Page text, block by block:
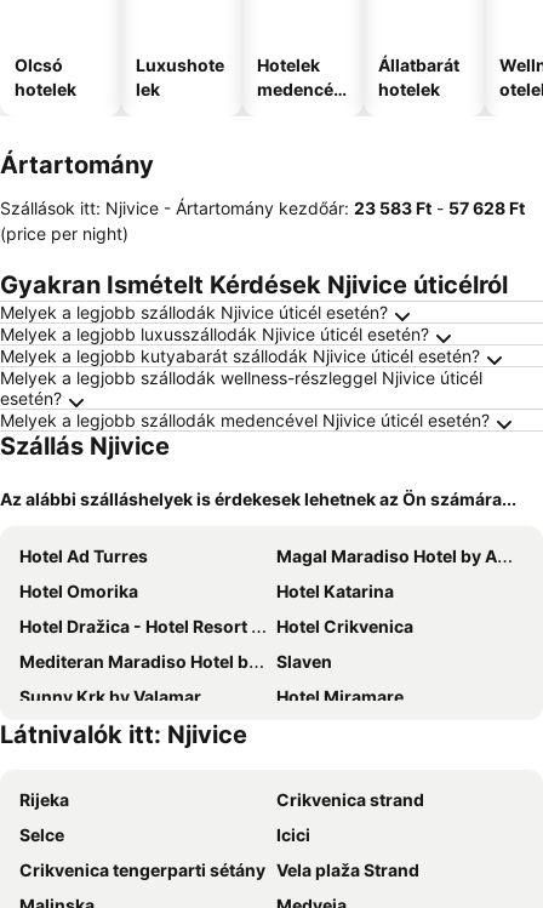
Olcsó
hotelek
Luxushote
lek
Hotelek
medencév
Állatbarát
hotelek
Ártartomány
Szállások itt: Njivice - Ártartomány kezdőár: ‎23 583 Ft - ‎57 628 Ft
(price per night)
Gyakran Ismételt Kérdések Njivice úticélról
Melyek a legjobb szállodák Njivice úticél esetén?
Melyek a legjobb luxusszállodák Njivice úticél esetén?
Melyek a legjobb kutyabarát szállodák Njivice úticél esetén?
Melyek a legjobb szállodák wellness-részleggel Njivice úticél
esetén?
Melyek a legjobb szállodák medencével Njivice úticél esetén?
Szállás Njivice
Az alábbi szálláshelyek is érdekesek lehetnek az Ön számára...
Hotel Ad Turres
Magal Maradiso Hotel by Aminess
Hotel Omorika
Hotel Katarina
Hotel Dražica - Hotel Resort Dražica
Hotel Crikvenica
Mediteran Maradiso Hotel by Aminess
Slaven
Sunny Krk by Valamar
Hotel Miramare
Hotel Adriatic
Uvala Scott
Hotel Marina
Paviljoni Omorika
Hotel Millenium deluxe
Hotel Malin
Hotel Kvarner Palace
Látnivalók itt: Njivice
Rijeka
Crikvenica strand
Selce
Icici
Crikvenica tengerparti sétány Vela plaža Strand